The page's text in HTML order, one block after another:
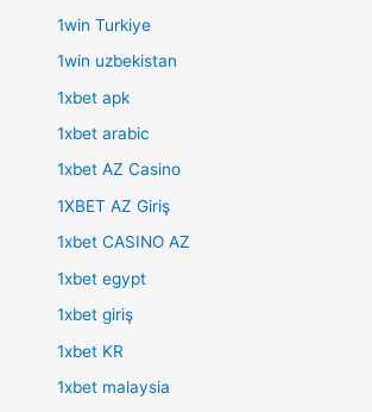
1win Turkiye
1win uzbekistan
1xbet apk
1xbet arabic
1xbet AZ Casino
1XBET AZ Giriş
1xbet CASINO AZ
1xbet egypt
1xbet giriş
1xbet KR
1xbet malaysia